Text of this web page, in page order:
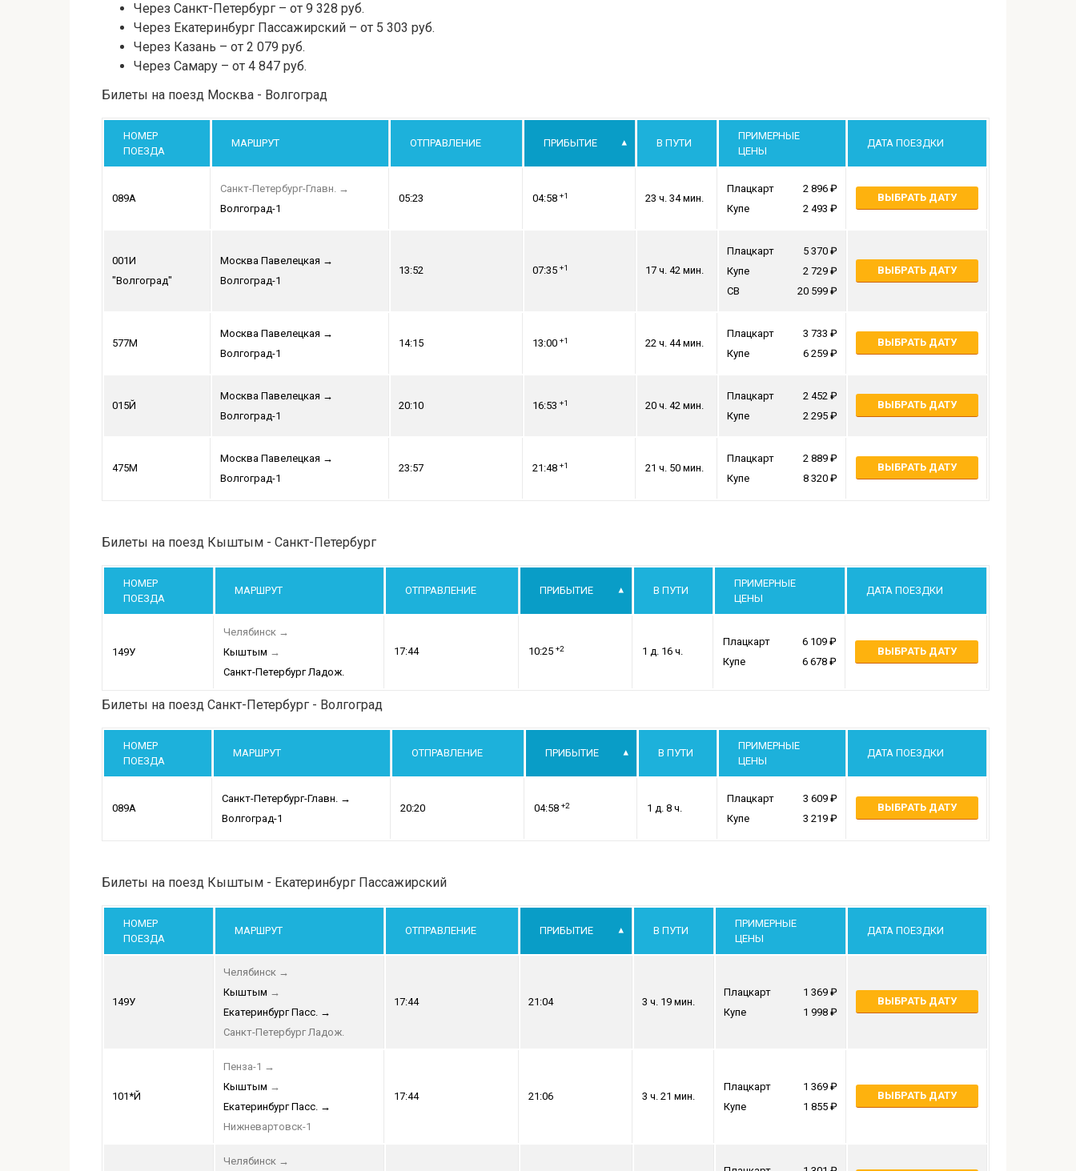
Через Санкт-Петербург – от 9 328 руб.
Через Екатеринбург Пассажирский – от 5 303 руб.
Через Казань – от 2 079 руб.
Через Самару – от 4 847 руб.
Билеты на поезд Москва - Волгоград
НОМЕР
ПОЕЗДА
МАРШРУТ ОТПРАВЛЕНИЕ ПРИБЫТИЕ В ПУТИ
ПРИМЕРНЫЕ
ЦЕНЫ
ДАТА ПОЕЗДКИ
089А
Санкт-Петербург-Главн. →
Волгоград-1
05:23 04:58 +1 23 ч. 34 мин.
Плацкарт
2 896
Купе
2 493
ВЫБРАТЬ ДАТУ
001И
"Волгоград"
Москва Павелецкая →
Волгоград-1
13:52 07:35 +1 17 ч. 42 мин.
Плацкарт
5 370
Купе
2 729
СВ
20 599
ВЫБРАТЬ ДАТУ
577М
Москва Павелецкая →
Волгоград-1
14:15 13:00 +1 22 ч. 44 мин.
Плацкарт
3 733
Купе
6 259
ВЫБРАТЬ ДАТУ
015Й
Москва Павелецкая →
Волгоград-1
20:10 16:53 +1 20 ч. 42 мин.
Плацкарт
2 452
Купе
2 295
ВЫБРАТЬ ДАТУ
475М
Москва Павелецкая →
Волгоград-1
23:57 21:48 +1 21 ч. 50 мин.
Плацкарт
2 889
Купе
8 320
ВЫБРАТЬ ДАТУ
Билеты на поезд Кыштым - Санкт-Петербург
НОМЕР
ПОЕЗДА
МАРШРУТ ОТПРАВЛЕНИЕ ПРИБЫТИЕ В ПУТИ
ПРИМЕРНЫЕ
ЦЕНЫ
ДАТА ПОЕЗДКИ
149У
Челябинск →
Кыштым →
Санкт-Петербург Ладож.
17:44 10:25 +2 1 д. 16 ч.
Плацкарт
6 109
Купе
6 678
ВЫБРАТЬ ДАТУ
Билеты на поезд Санкт-Петербург - Волгоград
НОМЕР
ПОЕЗДА
МАРШРУТ ОТПРАВЛЕНИЕ ПРИБЫТИЕ В ПУТИ
ПРИМЕРНЫЕ
ЦЕНЫ
ДАТА ПОЕЗДКИ
089А
Санкт-Петербург-Главн. →
Волгоград-1
20:20 04:58 +2 1 д. 8 ч.
Плацкарт
3 609
Купе
3 219
ВЫБРАТЬ ДАТУ
Билеты на поезд Кыштым - Екатеринбург Пассажирский
НОМЕР
ПОЕЗДА
МАРШРУТ ОТПРАВЛЕНИЕ ПРИБЫТИЕ В ПУТИ
ПРИМЕРНЫЕ
ЦЕНЫ
ДАТА ПОЕЗДКИ
149У
Челябинск →
Кыштым →
Екатеринбург Пасс. →
Санкт-Петербург Ладож.
17:44 21:04 3 ч. 19 мин.
Плацкарт
1 369
Купе
1 998
ВЫБРАТЬ ДАТУ
101*Й
Пенза-1 →
Кыштым →
Екатеринбург Пасс. →
Нижневартовск-1
17:44 21:06 3 ч. 21 мин.
Плацкарт
1 369
Купе
1 855
ВЫБРАТЬ ДАТУ
Челябинск →